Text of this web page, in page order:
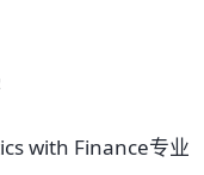
with Finance专业